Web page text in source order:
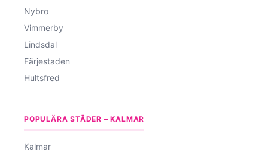
Nybro
Vimmerby
Lindsdal
Färjestaden
Hultsfred
POPULÄRA STÄDER – KALMAR
Kalmar